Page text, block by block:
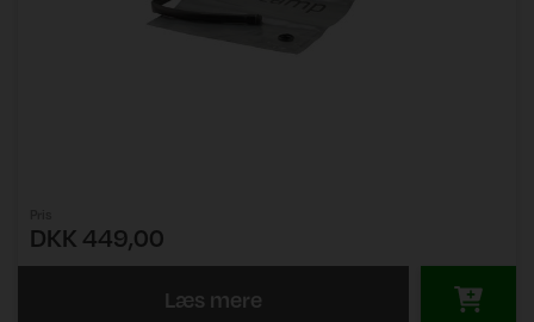
DKK 449,00
Læs mere